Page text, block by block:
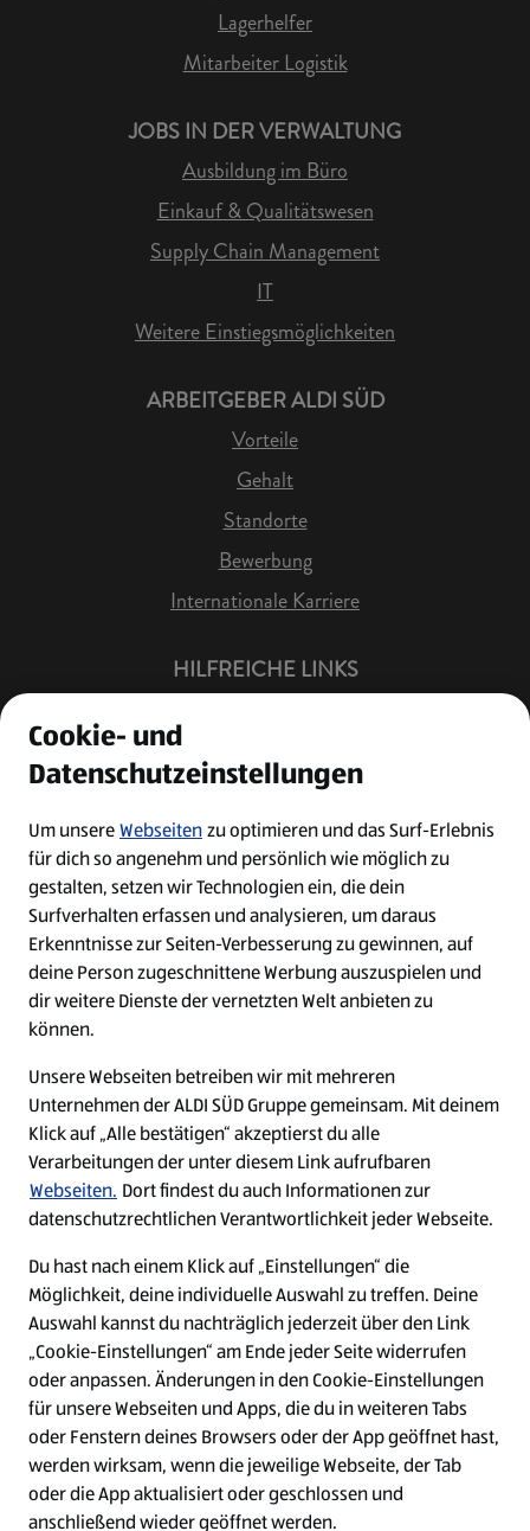
Lagerhelfer
Mitarbeiter Logistik
JOBS IN DER VERWALTUNG
Ausbildung im Büro
Einkauf & Qualitätswesen
Supply Chain Management
IT
Weitere Einstiegsmöglichkeiten
ARBEITGEBER ALDI SÜD
Vorteile
Gehalt
Standorte
Bewerbung
Internationale Karriere
HILFREICHE LINKS
Job Benachrichtigung
Bewerberkonto
Leichte Sprache
Kontakt
W
i
r
d
a
u
f
W
i
r
d
a
u
f
W
i
r
d
a
u
f
W
i
r
d
a
Cookie - Liste
Datenschutz
Cookie- und
Datenschutzeinstellungen
Um unsereWebseitenzu optimieren und das Surf-Erlebnis
für dich so angenehm und persönlich wie möglich zu
gestalten, setzen wir Technologien ein, die dein
Surfverhalten erfassen und analysieren, um daraus
Erkenntnisse zur Seiten-Verbesserung zu gewinnen, auf
deine Person zugeschnittene Werbung auszuspielen und
dir weitere Dienste der vernetzten Welt anbieten zu
können.
Unsere Webseiten betreiben wir mit mehreren
Unternehmen der ALDI SÜD Gruppe gemeinsam. Mit deinem
Klick auf „Alle bestätigen“ akzeptierst du alle
Verarbeitungen der unter diesem Link aufrufbaren
Webseiten. Dort findest du auch Informationen zur
datenschutzrechtlichen Verantwortlichkeit jeder Webseite.
Du hast nach einem Klick auf „Einstellungen“ die
Möglichkeit, deine individuelle Auswahl zu treffen. Deine
Auswahl kannst du nachträglich jederzeit über den Link
„Cookie-Einstellungen“ am Ende jeder Seite widerrufen
oder anpassen. Änderungen in den Cookie-Einstellungen
für unsere Webseiten und Apps, die du in weiteren Tabs
oder Fenstern deines Browsers oder der App geöffnet hast,
werden wirksam, wenn die jeweilige Webseite, der Tab
oder die App aktualisiert oder geschlossen und
anschließend wieder geöffnet werden.